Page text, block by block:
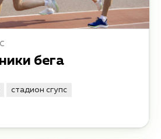
бега
стадион сгупс